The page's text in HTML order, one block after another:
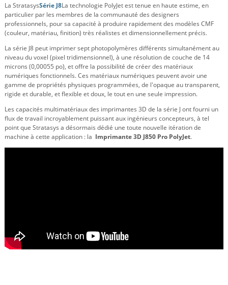
La StratasysSérie J8La technologie PolyJet est tenue en haute estime, en
particulier par les membres de la communauté des designers
professionnels, pour sa capacité à produire rapidement des modèles CMF
(couleur, matériau, finition) très réalistes et dimensionnellement précis.
La série J8 peut imprimer sept photopolymères différents simultanément au
niveau du voxel (pixel tridimensionnel), à une résolution de couche de 14
microns (0,00055 po), et offre la possibilité de créer des matériaux
numériques fonctionnels. Ces matériaux numériques peuvent avoir une
gamme de propriétés physiques programmées, de l'opaque au transparent,
rigide et durable, et flexible et doux, le tout en une seule impression.
Les capacités multimatériaux des imprimantes 3D de la série J ont fourni un
flux de travail incroyablement puissant aux ingénieurs concepteurs, à tel
point que Stratasys a désormais dédié une toute nouvelle itération de
machine à cette application : la Imprimante 3D J850 Pro PolyJet.